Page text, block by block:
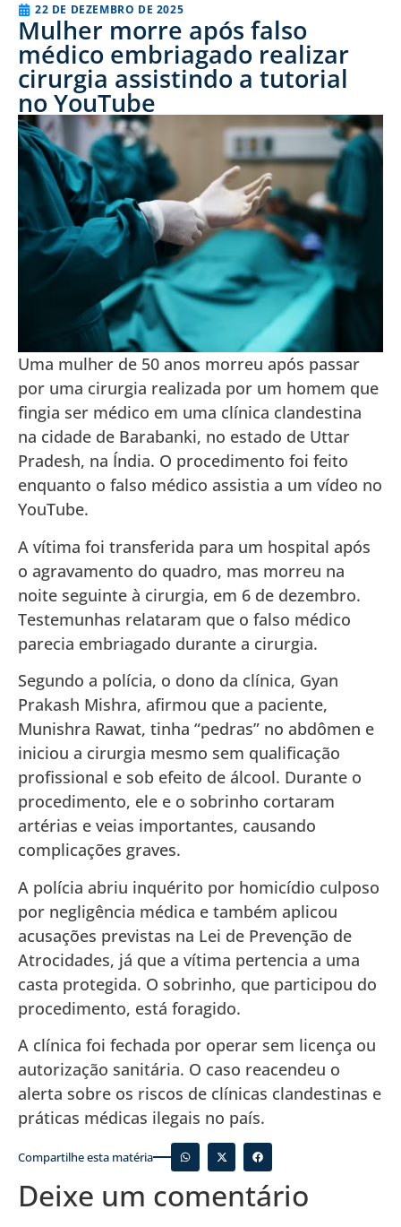
22 DE DEZEMBRO DE 2025
Mulher morre após falso
médico embriagado realizar
cirurgia assistindo a tutorial
no YouTube
Uma mulher de 50 anos morreu após passar
por uma cirurgia realizada por um homem que
fingia ser médico em uma clínica clandestina
na cidade de Barabanki, no estado de Uttar
Pradesh, na Índia. O procedimento foi feito
enquanto o falso médico assistia a um vídeo no
YouTube.
A vítima foi transferida para um hospital após
o agravamento do quadro, mas morreu na
noite seguinte à cirurgia, em 6 de dezembro.
Testemunhas relataram que o falso médico
parecia embriagado durante a cirurgia.
Segundo a polícia, o dono da clínica, Gyan
Prakash Mishra, afirmou que a paciente,
Munishra Rawat, tinha “pedras” no abdômen e
iniciou a cirurgia mesmo sem qualificação
profissional e sob efeito de álcool. Durante o
procedimento, ele e o sobrinho cortaram
artérias e veias importantes, causando
complicações graves.
A polícia abriu inquérito por homicídio culposo
por negligência médica e também aplicou
acusações previstas na Lei de Prevenção de
Atrocidades, já que a vítima pertencia a uma
casta protegida. O sobrinho, que participou do
procedimento, está foragido.
A clínica foi fechada por operar sem licença ou
autorização sanitária. O caso reacendeu o
alerta sobre os riscos de clínicas clandestinas e
práticas médicas ilegais no país.
Compartilhe esta matéria
Deixe um comentário